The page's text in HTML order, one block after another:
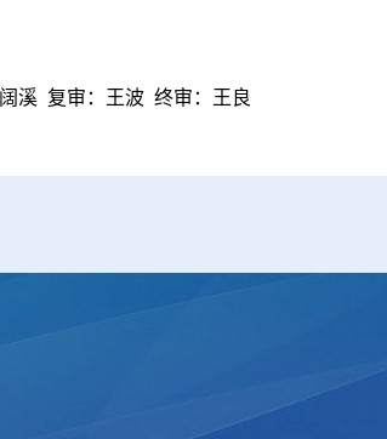
溪 复审：王波 终审：王良